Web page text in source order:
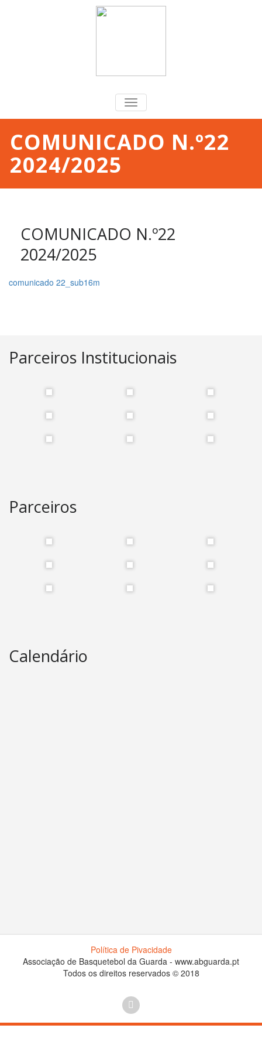
TOGGLE
NAVIGATION
COMUNICADO N.º22
2024/2025
COMUNICADO N.º22
2024/2025
comunicado 22_sub16m
Parceiros Institucionais
Parceiros
Calendário
Política de Pivacidade
Associação de Basquetebol da Guarda - www.abguarda.pt
Todos os direitos reservados © 2018